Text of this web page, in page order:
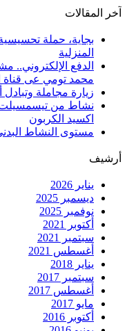
آخر المقالات
بجاية، حملة
المنزلية
الدفع الإلكتروني..
محمد تومي عى قناة
زيارة مجاملة وتبادل
نشاط من تيسمسيلت
اكسيد الكربون
مستوى النشاط
أرشيف
يناير 2026
ديسمبر 2025
نوفمبر 2025
أكتوبر 2021
سبتمبر 2021
أغسطس 2021
يناير 2018
سبتمبر 2017
أغسطس 2017
مايو 2017
أكتوبر 2016